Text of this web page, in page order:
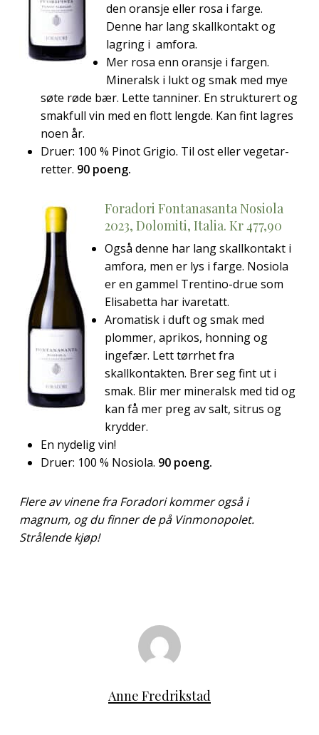
den oransje eller rosa i farge.
Denne har lang skallkontakt og
lagring i amfora.
Mer rosa enn oransje i fargen.
Mineralsk i lukt og smak med mye
søte røde bær. Lette tanniner. En strukturert og
smakfull vin med en flott lengde. Kan fint lagres
noen år.
Druer: 100 % Pinot Grigio. Til ost eller vegetar-
retter. 90 poeng.
Foradori Fontanasanta Nosiola
2023, Dolomiti, Italia. Kr 477,90
Også denne har lang skallkontakt i
amfora, men er lys i farge. Nosiola
er en gammel Trentino-drue som
Elisabetta har ivaretatt.
Aromatisk i duft og smak med
plommer, aprikos, honning og
ingefær. Lett tørrhet fra
skallkontakten. Brer seg fint ut i
smak. Blir mer mineralsk med tid og
kan få mer preg av salt, sitrus og
krydder.
En nydelig vin!
Druer: 100 % Nosiola. 90 poeng.
Flere av vinene fra Foradori kommer også i
magnum, og du finner de på Vinmonopolet.
Strålende kjøp!
Anne Fredrikstad